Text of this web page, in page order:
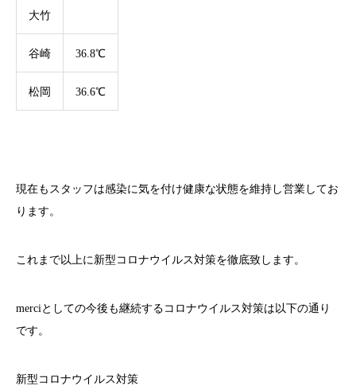
大竹
谷崎 36.8℃
松岡 36.6℃
現在もスタッフは感染に気を付け健康な状態を維持し営業してお
ります。
これまで以上に新型コロナウイルス対策を徹底致します。
merci としての今後も継続するコロナウイルス対策は以下の通り
です。
新型コロナウイルス対策